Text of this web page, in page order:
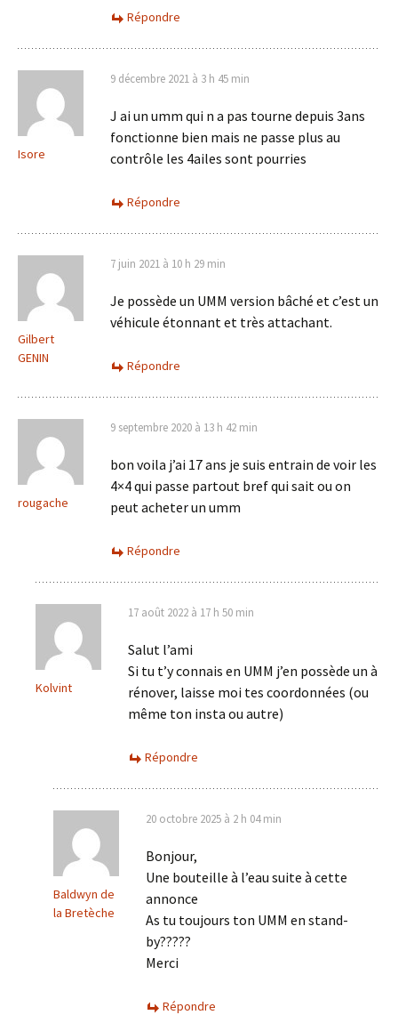
Répondre
Isore
9 décembre 2021 à 3 h 45 min
J ai un umm qui n a pas tourne depuis 3ans
fonctionne bien mais ne passe plus au
contrôle les 4ailes sont pourries
Répondre
Gilbert
GENIN
7 juin 2021 à 10 h 29 min
Je possède un UMM version bâché et c’est un
véhicule étonnant et très attachant.
Répondre
rougache
9 septembre 2020 à 13 h 42 min
bon voila j’ai 17 ans je suis entrain de voir les
4×4 qui passe partout bref qui sait ou on
peut acheter un umm
Répondre
Kolvint
17 août 2022 à 17 h 50 min
Salut l’ami
Si tu t’y connais en UMM j’en possède un à
rénover, laisse moi tes coordonnées (ou
même ton insta ou autre)
Répondre
Baldwyn de
la Bretèche
20 octobre 2025 à 2 h 04 min
Bonjour,
Une bouteille à l’eau suite à cette
annonce
As tu toujours ton UMM en stand-
by?????
Merci
Répondre